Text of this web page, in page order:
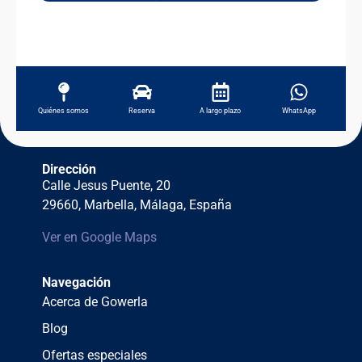
Quiénes somos Reserva A largo plazo WhatsApp
Dirección
Calle Jesus Puente, 20
29660, Marbella, Málaga, España
Ver en Google Maps
Navegación
Acerca de Gowerla
Blog
Ofertas especiales